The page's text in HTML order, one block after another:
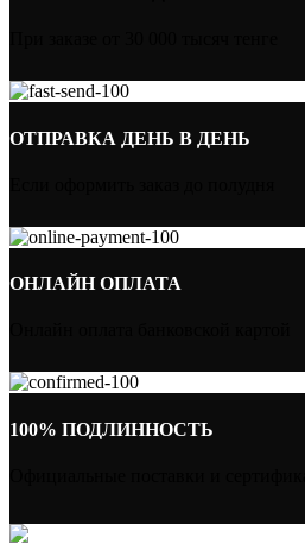
ОТПРАВКА ДЕНЬ В ДЕНЬ
ОНЛАЙН ОПЛАТА
100% ПОДЛИННОСТЬ